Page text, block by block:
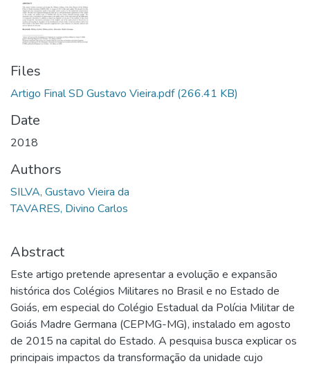
Files
Artigo Final SD Gustavo Vieira.pdf(266.41 KB)
Date
2018
Authors
SILVA, Gustavo Vieira da
TAVARES, Divino Carlos
Abstract
Este artigo pretende apresentar a evolução e expansão
histórica dos Colégios Militares no Brasil e no Estado de
Goiás, em especial do Colégio Estadual da Polícia Militar de
Goiás Madre Germana (CEPMG-MG), instalado em agosto
de 2015 na capital do Estado. A pesquisa busca explicar os
principais impactos da transformação da unidade cujo